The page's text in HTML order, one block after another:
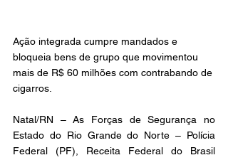
Ação integrada cumpre mandados e
bloqueia bens de grupo que movimentou
mais de R$ 60 milhões com contrabando de
cigarros.
Natal/RN – As Forças de Segurança no
Estado do Rio Grande do Norte – Polícia
Federal (PF), Receita Federal do Brasil